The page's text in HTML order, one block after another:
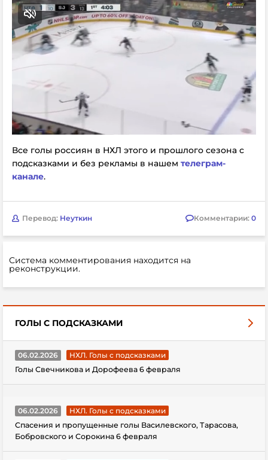
Все голы россиян в НХЛ этого и прошлого сезона с
подсказками и без рекламы в нашем телеграм-
канале.
Перевод: Неуткин Комментарии: 0
Система комментирования находится на
реконструкции.
ГОЛЫ С ПОДСКАЗКАМИ
06.02.2026
НХЛ. Голы с подсказками
Голы Свечникова и Дорофеева 6 февраля
06.02.2026
НХЛ. Голы с подсказками
Спасения и пропущенные голы Василевского, Тарасова,
Бобровского и Сорокина 6 февраля